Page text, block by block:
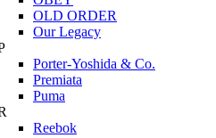
OLD ORDER
Our Legacy
Porter-Yoshida & Co.
Premiata
Puma
Reebok